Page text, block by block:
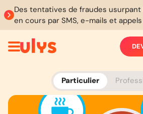
Des tentatives de fraudes
en cours par SMS, e-mails et
Particulier